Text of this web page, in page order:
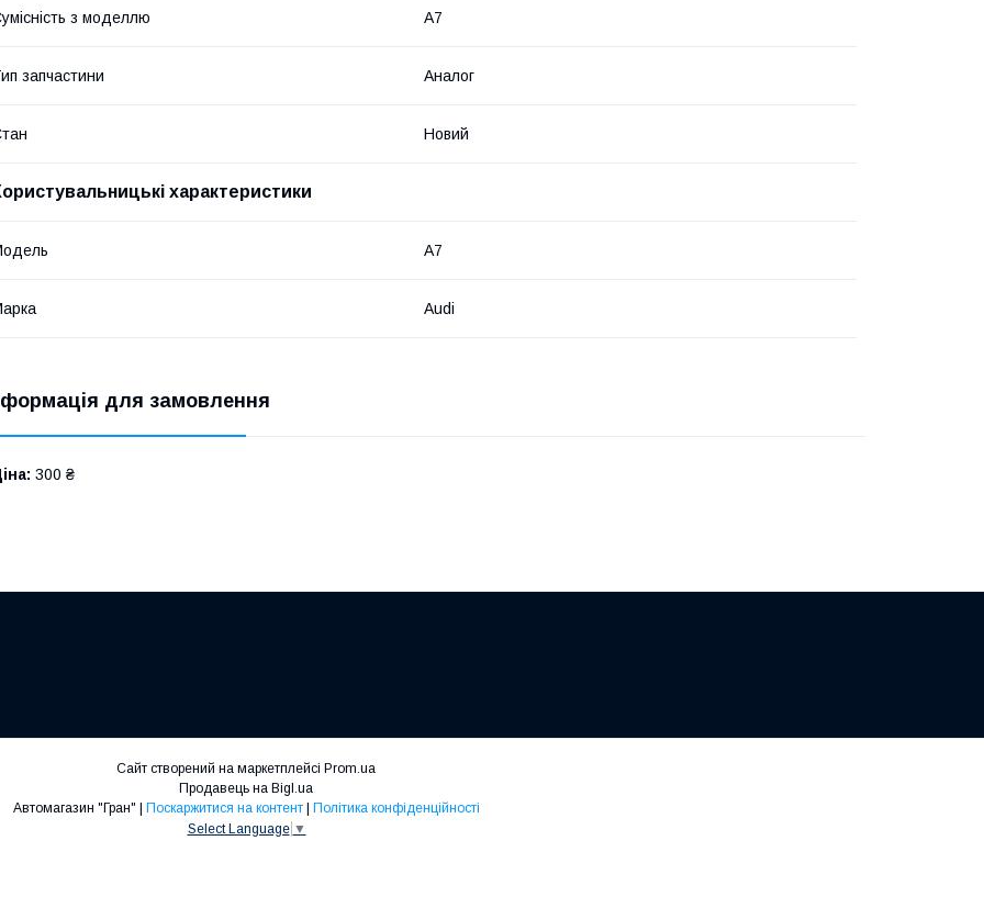
з моделлю A7
запчастини Аналог
Новий
характеристики
A7
Audi
для замовлення
300 ₴
Сайт створений на маркетплейсі Prom.ua
Продавець на Bigl.ua
Автомагазин "Гран" | Поскаржитися на контент | Політика конфіденційності
Select Language ▼